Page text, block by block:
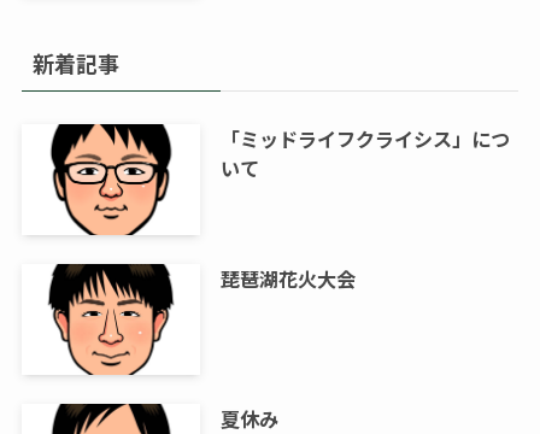
新着記事
「ミッドライフクライシス」につ
いて
琵琶湖花火大会
夏休み